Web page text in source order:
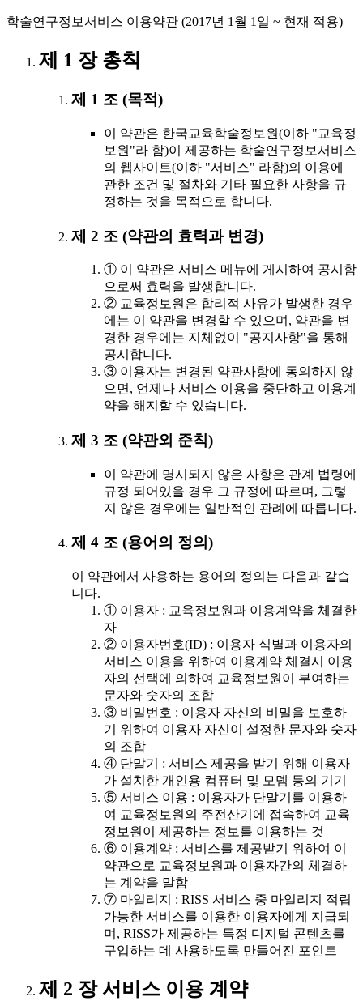
학술연구정보서비스 이용약관 (2017년 1월 1일 ~ 현재 적용)
제 1 장 총칙
제 1 조 (목적)
이 약관은 한국교육학술정보원(이하 "교육정
보원"라 함)이 제공하는 학술연구정보서비스
의 웹사이트(이하 "서비스" 라함)의 이용에
관한 조건 및 절차와 기타 필요한 사항을 규
정하는 것을 목적으로 합니다.
제 2 조 (약관의 효력과 변경)
① 이 약관은 서비스 메뉴에 게시하여 공시함
으로써 효력을 발생합니다.
② 교육정보원은 합리적 사유가 발생한 경우
에는 이 약관을 변경할 수 있으며, 약관을 변
경한 경우에는 지체없이 "공지사항"을 통해
공시합니다.
③ 이용자는 변경된 약관사항에 동의하지 않
으면, 언제나 서비스 이용을 중단하고 이용계
약을 해지할 수 있습니다.
제 3 조 (약관외 준칙)
이 약관에 명시되지 않은 사항은 관계 법령에
규정 되어있을 경우 그 규정에 따르며, 그렇
지 않은 경우에는 일반적인 관례에 따릅니다.
제 4 조 (용어의 정의)
이 약관에서 사용하는 용어의 정의는 다음과 같습
니다.
① 이용자 : 교육정보원과 이용계약을 체결한
자
② 이용자번호(ID) : 이용자 식별과 이용자의
서비스 이용을 위하여 이용계약 체결시 이용
자의 선택에 의하여 교육정보원이 부여하는
문자와 숫자의 조합
③ 비밀번호 : 이용자 자신의 비밀을 보호하
기 위하여 이용자 자신이 설정한 문자와 숫자
의 조합
④ 단말기 : 서비스 제공을 받기 위해 이용자
가 설치한 개인용 컴퓨터 및 모뎀 등의 기기
⑤ 서비스 이용 : 이용자가 단말기를 이용하
여 교육정보원의 주전산기에 접속하여 교육
정보원이 제공하는 정보를 이용하는 것
⑥ 이용계약 : 서비스를 제공받기 위하여 이
약관으로 교육정보원과 이용자간의 체결하
는 계약을 말함
⑦ 마일리지 : RISS 서비스 중 마일리지 적립
가능한 서비스를 이용한 이용자에게 지급되
며, RISS가 제공하는 특정 디지털 콘텐츠를
구입하는 데 사용하도록 만들어진 포인트
제 2 장 서비스 이용 계약